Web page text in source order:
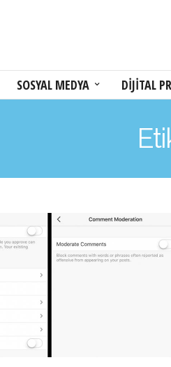
SOSYAL MEDYA DİJİTAL PR